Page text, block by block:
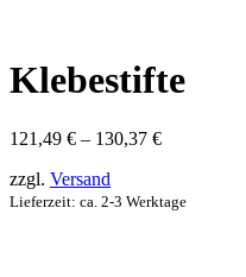
Klebestifte
121,49 € – 130,37 €Preisspanne:
130,37 €
zzgl. Versand
Lieferzeit: ca. 2-3 Werktage